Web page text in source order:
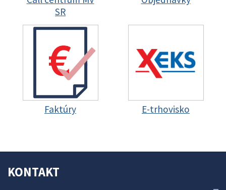
SR
Faktúry E-trhovisko
KONTAKT